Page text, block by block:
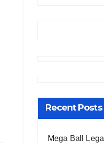
Recent Posts
Mega Ball Legal